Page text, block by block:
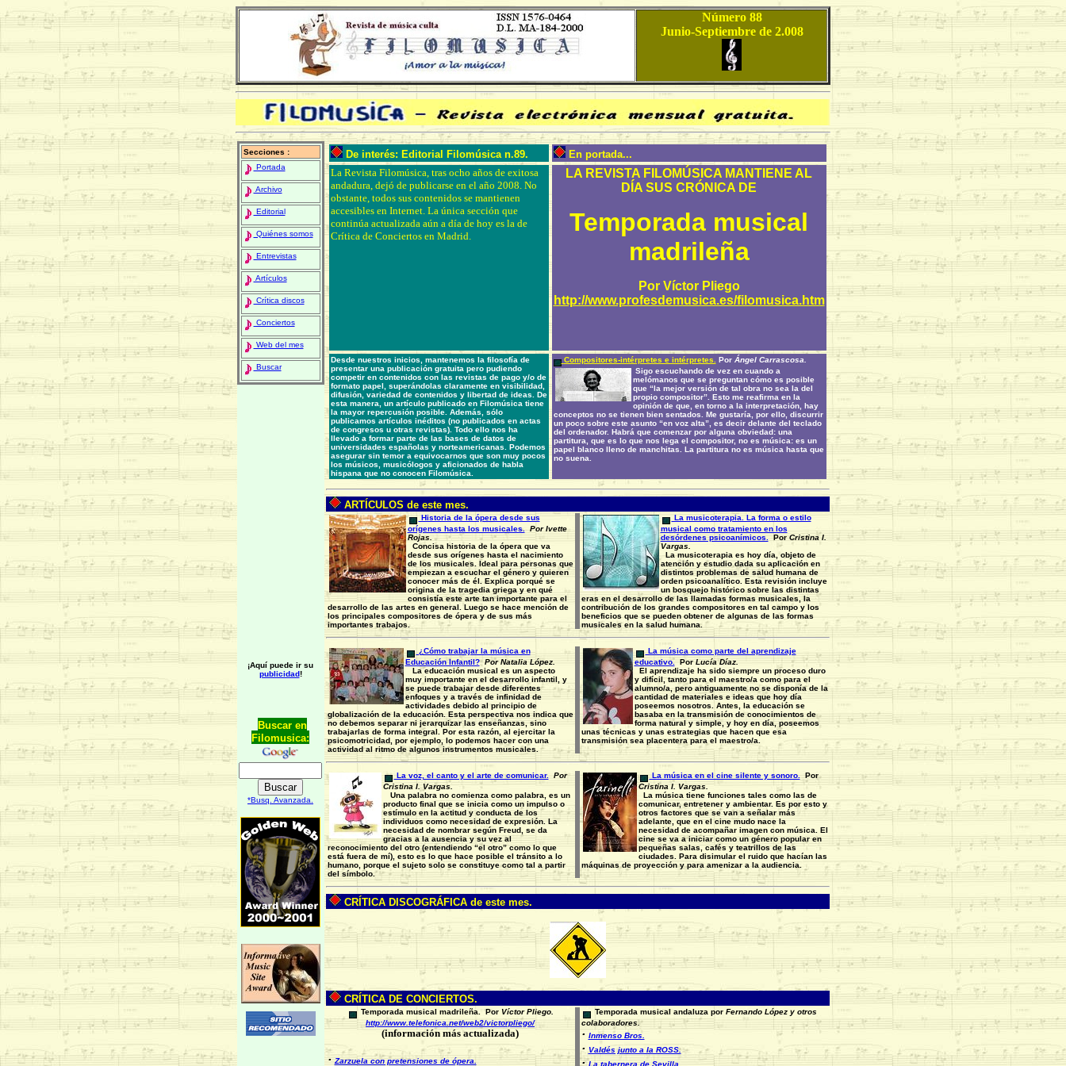
Número 88
Junio-Septiembre de 2.008
Secciones :
Portada
Archivo
Editorial
Quiénes somos
Entrevistas
Artículos
Crítica discos
Conciertos
Web del mes
Buscar
¡Aquí puede ir su
publicidad!
Buscar en
Filomusica:
*Busq. Avanzada.
De interés: Editorial Filomúsica n.89.
En portada...
La Revista Filomúsica, tras ocho años de exitosa
andadura, dejó de publicarse en el año 2008. No
obstante, todos sus contenidos se mantienen
accesibles en Internet. La única sección que
continúa actualizada aún a día de hoy es la de
Crítica de Conciertos en Madrid.
LA REVISTA FILOMÚSICA MANTIENE AL
DÍA SUS CRÓNICA DE
Temporada musical
madrileña
Por Víctor Pliego
http://www.profesdemusica.es/filomusica.htm
Desde nuestros inicios, mantenemos la filosofía de
presentar una publicación gratuita pero pudiendo
competir en contenidos con las revistas de pago y/o de
formato papel, superándolas claramente en visibilidad,
difusión, variedad de contenidos y libertad de ideas. De
esta manera, un artículo publicado en Filomúsica tiene
la mayor repercusión posible. Además, sólo
publicamos artículos inéditos (no publicados en actas
de congresos u otras revistas). Todo ello nos ha
llevado a formar parte de las bases de datos de
universidades españolas y norteamericanas. Podemos
asegurar sin temor a equivocarnos que son muy pocos
los músicos, musicólogos y aficionados de habla
hispana que no conocen Filomúsica.
Compositores-intérpretes e intérpretes. Por Ángel Carrascosa.
Sigo escuchando de vez en cuando a
melómanos que se preguntan cómo es posible
que “la mejor versión de tal obra no sea la del
propio compositor”. Esto me reafirma en la
opinión de que, en torno a la interpretación, hay
conceptos no se tienen bien sentados. Me gustaría, por ello, discurrir
un poco sobre este asunto “en voz alta”, es decir delante del teclado
del ordenador. Habrá que comenzar por alguna obviedad: una
partitura, que es lo que nos lega el compositor, no es música: es un
papel blanco lleno de manchitas. La partitura no es música hasta que
no suena.
ARTÍCULOS de este mes.
Historia de la ópera desde sus
orígenes hasta los musicales.
Por Ivette
Rojas.
Concisa historia de la ópera que va
desde sus orígenes hasta el nacimiento
de los musicales. Ideal para personas que
empiezan a escuchar el género y quieren
conocer más de él. Explica porqué se
origina de la tragedia griega y en qué
consistía este arte tan importante para el
desarrollo de las artes en general. Luego se hace mención de
los principales compositores de ópera y de sus más
importantes trabajos.
La musicoterapia. La forma o estilo
musical como tratamiento en los
desórdenes psicoanímicos.
PorCristina I.
Vargas.
La musicoterapia es hoy día, objeto de
atención y estudio dada su aplicación en
distintos problemas de salud humana de
orden psicoanalítico. Esta revisión incluye
un bosquejo histórico sobre las distintas
eras en el desarrollo de las llamadas formas musicales, la
contribución de los grandes compositores en tal campo y los
beneficios que se pueden obtener de algunas de las formas
musicales en la salud humana.
¿Cómo trabajar la música en
Educación Infantil?Por Natalia López.
La educación musical es un aspecto
muy importante en el desarrollo infantil, y
se puede trabajar desde diferentes
enfoques y a través de infinidad de
actividades debido al principio de
globalización de la educación. Esta perspectiva nos indica que
no debemos separar ni jerarquizar las enseñanzas, sino
trabajarlas de forma integral. Por esta razón, al ejercitar la
psicomotricidad, por ejemplo, lo podemos hacer con una
actividad al ritmo de algunos instrumentos musicales.
La música como parte del aprendizaje
educativo. PorLucía Díaz.
El aprendizaje ha sido siempre un proceso duro
y difícil, tanto para el maestro/a como para el
alumno/a, pero antiguamente no se disponía de la
cantidad de materiales e ideas que hoy día
poseemos nosotros. Antes, la educación se
basaba en la transmisión de conocimientos de
forma natural y simple, y hoy en día, poseemos
unas técnicas y unas estrategias que hacen que esa
transmisión sea placentera para el maestro/a.
La voz, el canto y el arte de comunicar.
Por
Cristina I. Vargas.
Una palabra no comienza como palabra, es un
producto final que se inicia como un impulso o
estímulo en la actitud y conducta de los
individuos como necesidad de expresión. La
necesidad de nombrar según Freud, se da
gracias a la ausencia y su vez al
reconocimiento del otro (entendiendo “el otro” como lo que
está fuera de mí), esto es lo que hace posible el tránsito a lo
humano, porque el sujeto solo se constituye como tal a partir
del símbolo.
La música en el cine silente y sonoro.
Por
Cristina I. Vargas.
La música tiene funciones tales como las de
comunicar, entretener y ambientar. Es por esto y
otros factores que se van a señalar más
adelante, que en el cine mudo nace la
necesidad de acompañar imagen con música. El
cine se va a iniciar como un género popular en
pequeñas salas, cafés y teatrillos de las
ciudades. Para disimular el ruido que hacían las
máquinas de proyección y para amenizar a la audiencia.
CRÍTICA DISCOGRÁFICA de este mes.
CRÍTICA DE CONCIERTOS.
Temporada musical madrileña. PorVíctor Pliego.
http://www.telefonica.net/web2/victorpliego/
(información más actualizada)
· Zarzuela con pretensiones de ópera.
Temporada musical andaluza por Fernando López y otros
colaboradores.
· Inmenso Bros.
· Valdés junto a la ROSS.
·La tabernera de Sevilla.